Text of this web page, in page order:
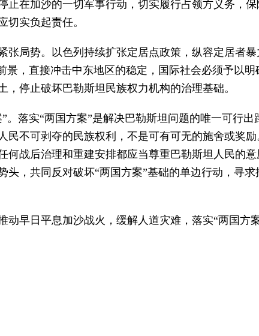
止在加沙的一切军事行动，切实履行占领方义务，
切实负起责任。
张局势。以色列持续扩张定居点政策，纵容定居者
景，直接冲击中东地区的稳定，国际社会必须予以
停止破坏巴勒斯坦民族权力机构的治理基础。
。落实“两国方案”是解决巴勒斯坦问题的唯一可行
民不可剥夺的民族权利，不是可有可无的施舍或奖
何战后治理和重建安排都应当尊重巴勒斯坦人民的
头，共同反对破坏“两国方案”基础的单边行动，寻
动早日平息加沙战火，缓解人道灾难，落实“两国